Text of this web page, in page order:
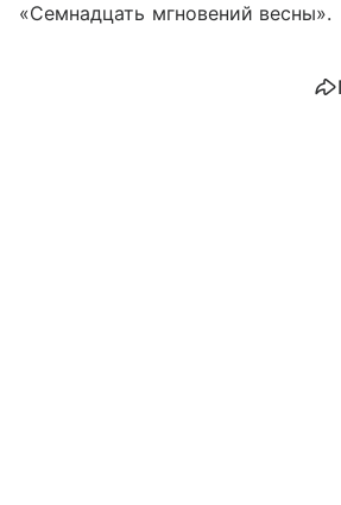
«Семнадцать мгновений весны».